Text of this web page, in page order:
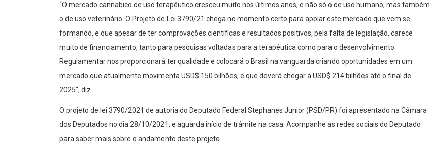
“O mercado cannabico de uso terapêutico cresceu muito nos últimos anos, e não só o de uso humano, mas também
o de uso veterinário. O Projeto de Lei 3790/21 chega no momento certo para apoiar este mercado que vem se
formando, e que apesar de ter comprovações científicas e resultados positivos, pela falta de legislação, carece
muito de financiamento, tanto para pesquisas voltadas para a terapêutica como para o desenvolvimento.
Regulamentar nos proporcionará ter qualidade e colocará o Brasil na vanguarda criando oportunidades em um
mercado que atualmente movimenta USD$ 150 bilhões, e que deverá chegar a USD$ 214 bilhões até o final de
2025”, diz.
O projeto de lei 3790/2021 de autoria do Deputado Federal Stephanes Junior (PSD/PR) foi apresentado na Câmara
dos Deputados no dia 28/10/2021, e aguarda início de trâmite na casa. Acompanhe as redes sociais do Deputado
para saber mais sobre o andamento deste projeto.